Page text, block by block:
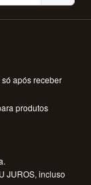
só após receber
produtos
JUROS, incluso